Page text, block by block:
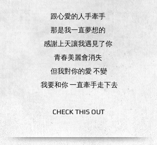
跟心愛的人手牽手
那是我一直夢想的
感謝上天讓我遇見了你
青春美麗會消失
但我對你的愛 不變
我要和你 一直牽手走下去
CHECK THIS OUT